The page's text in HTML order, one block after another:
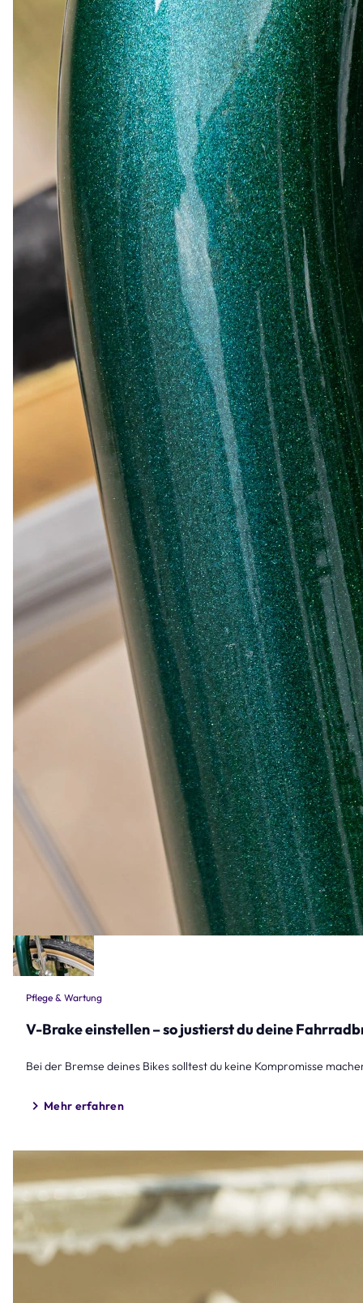
Pflege & Wartung
V-Brake einstellen – so justierst du deine
Bei der Bremse deines Bikes solltest du keine Kompromisse
Mehr erfahren